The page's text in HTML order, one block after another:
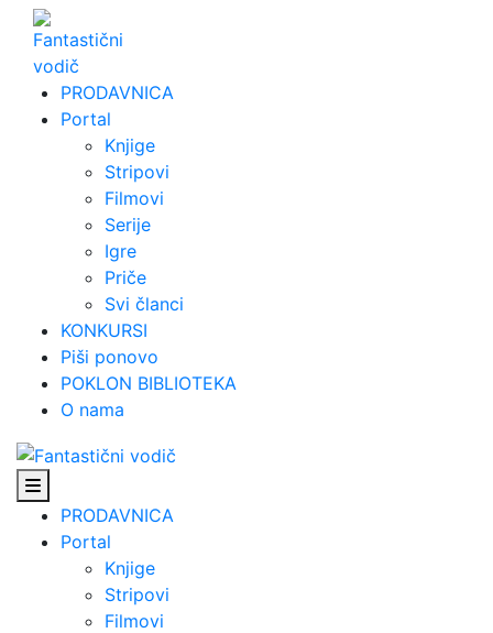
Skip
content
PRODAVNICA
Portal
Knjige
Stripovi
Filmovi
Serije
Igre
Priče
Svi članci
KONKURSI
Piši ponovo
POKLON BIBLIOTEKA
O nama
PRODAVNICA
Portal
Knjige
Stripovi
Filmovi